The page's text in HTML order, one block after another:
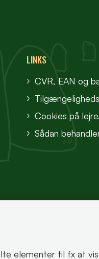
LINKS
CVR, EAN og
Cookies på
Sådan
elementer til fx at